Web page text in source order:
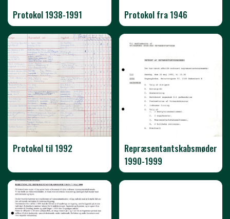
Protokol 1938-1991 Protokol fra 1946
Protokol til 1992
Repræsentantskabsmøder
1990-1999